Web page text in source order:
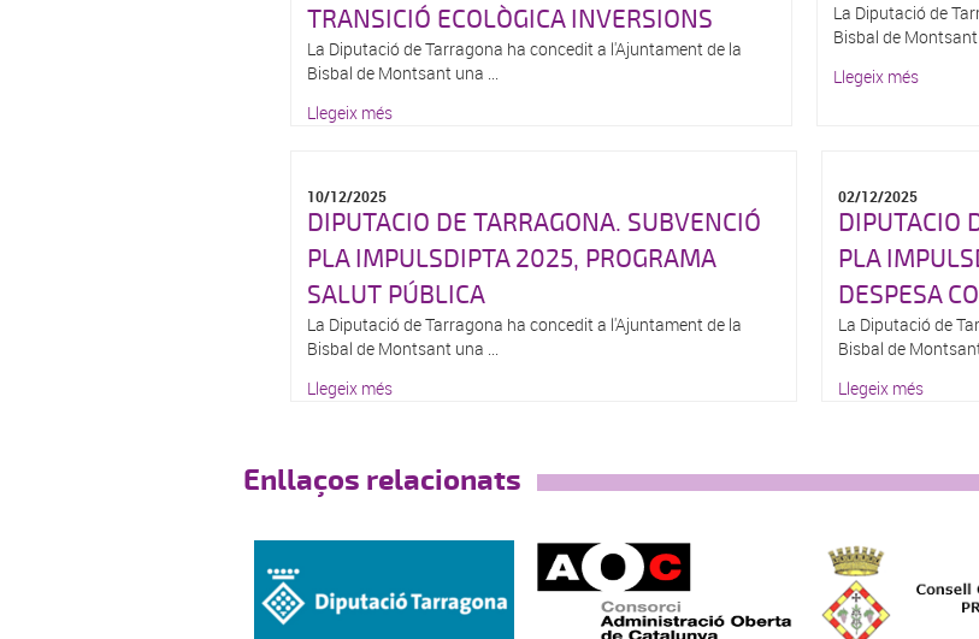
TRANSICIÓ ECOLÒGICA INVERSIONS
La Diputació de Tarragona ha concedit a l'Ajuntament de la
Bisbal de Montsant una ...
Llegeix més
La Diputació de
Bisbal de Montsant
Llegeix més
10/12/2025
DIPUTACIO DE TARRAGONA. SUBVENCIÓ
PLA IMPULSDIPTA 2025, PROGRAMA
SALUT PÚBLICA
La Diputació de Tarragona ha concedit a l'Ajuntament de la
Bisbal de Montsant una ...
Llegeix més
02/12/2025
DIPUTACIO
PLA
DESPESA
La Diputació de
Bisbal de
Llegeix més
Enllaços relacionats